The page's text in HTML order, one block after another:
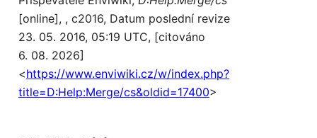
[online], , c2016, Datum poslední revize
23. 05. 2016, 05:19 UTC, [citováno
6. 08. 2026]
<https://www.enviwiki.cz/w/index.php?
title=D:Help:Merge/cs&oldid=17400>